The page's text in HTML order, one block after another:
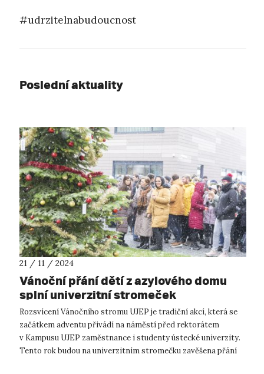
#udrzitelnabudoucnost
Poslední aktuality
21 / 11 / 2024
Vánoční přání dětí z azylového domu
splní univerzitní stromeček
Rozsvícení Vánočního stromu UJEP je tradiční akcí, která se
začátkem adventu přivádí na náměstí před rektorátem
v Kampusu UJEP zaměstnance i studenty ústecké univerzity.
Tento rok budou na univerzitním stromečku zavěšena přání